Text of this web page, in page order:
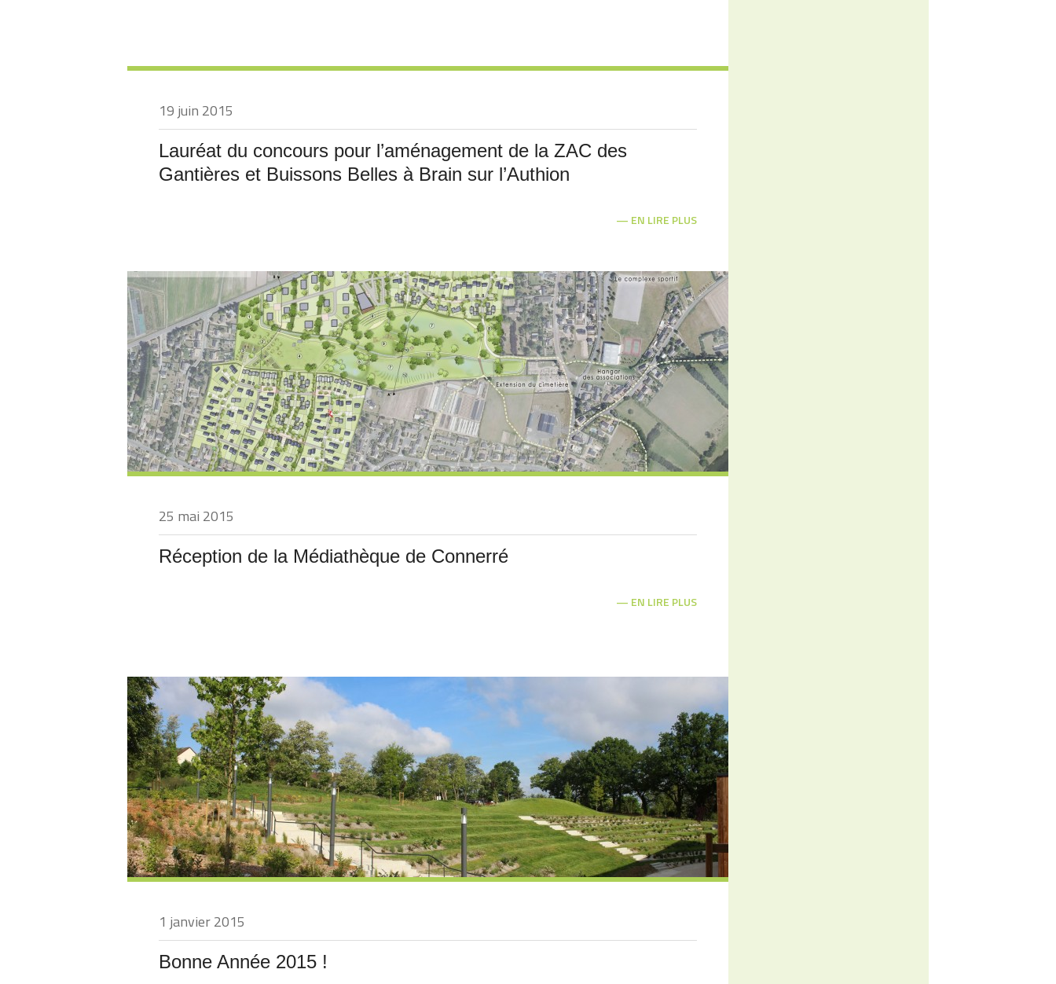
19 juin 2015
Lauréat du concours pour l’aménagement de la ZAC des
Gantières et Buissons Belles à Brain sur l’Authion
EN LIRE PLUS
25 mai 2015
Réception de la Médiathèque de Connerré
EN LIRE PLUS
1 janvier 2015
Bonne Année 2015 !